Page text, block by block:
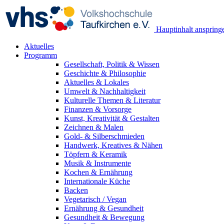
Hauptinhalt
Aktuelles
Programm
Gesellschaft, Politik & Wissen
Geschichte & Philosophie
Aktuelles & Lokales
Umwelt & Nachhaltigkeit
Kulturelle Themen & Literatur
Finanzen & Vorsorge
Kunst, Kreativität & Gestalten
Zeichnen & Malen
Gold- & Silberschmieden
Handwerk, Kreatives & Nähen
Töpfern & Keramik
Musik & Instrumente
Kochen & Ernährung
Internationale Küche
Backen
Vegetarisch / Vegan
Ernährung & Gesundheit
Gesundheit & Bewegung